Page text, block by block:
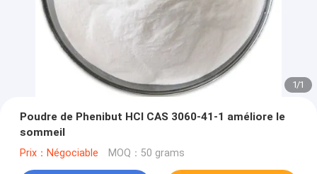
1/1
Poudre de Phenibut HCl CAS 3060-41-1 améliore le
sommeil
Prix：Négociable MOQ：50 grams